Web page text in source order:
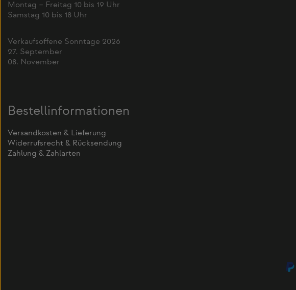
Montag – Freitag 10 bis 19 Uhr
Samstag 10 bis 18 Uhr
Verkaufsoffene Sonntage 2026
27. September
08. November
Bestellinformationen
Versandkosten & Lieferung
Widerrufsrecht & Rücksendung
Zahlung & Zahlarten